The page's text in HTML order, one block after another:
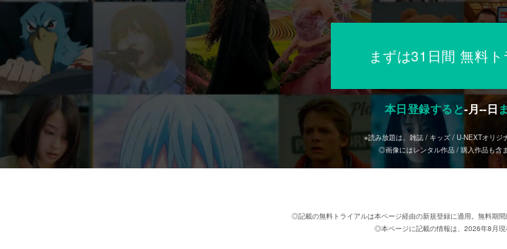
まずは31日間 無料
本日登録すると-月--日
※読み放題は、雑誌 / キッズ / U-NEXTオリジ
◎画像にはレンタル作品 / 購入作品も含ま
◎記載の無料トライアルは本ページ経由の新規登録に適用。無料期間
◎本ページに記載の情報は、2026年8月現